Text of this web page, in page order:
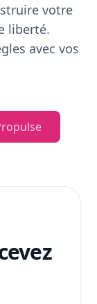
votre
liberté.
avec vos